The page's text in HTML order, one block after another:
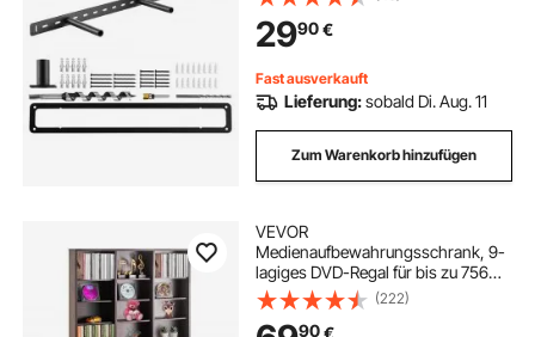
campingküchen outdoor küche
außenküche outdoor küche
küche für camping
camping küche
versteckte Regale, unsichtbare
Halterung für schwebende Regale
zur Wandmontage
2990€
Fast ausverkauft
Lieferung:sobald Di. Aug. 11
Zum Warenkorb hinzufügen
VEVOR
Medienaufbewahrungsschrank, 9-
lagiges DVD-Regal für bis zu 756
CDs, verstellbare CD-Regale mit 27
Fächern, schützt und organisiert
Musik-, Film-, Videospiel- oder
(222)
90€